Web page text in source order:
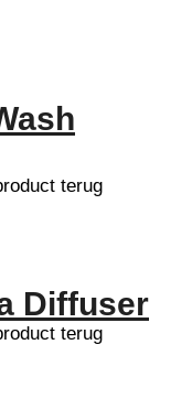
terug
Diffuser
terug